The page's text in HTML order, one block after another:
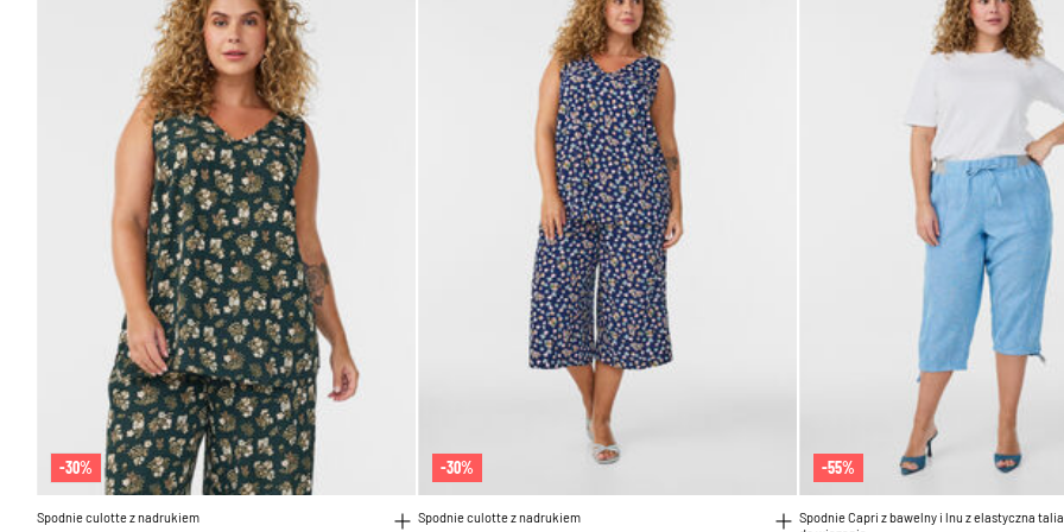
-30%
Spodnie culotte z nadrukiem
-30%
Spodnie culotte z nadrukiem
-55%
Spodnie Capri z bawelny i lnu z elastyczna